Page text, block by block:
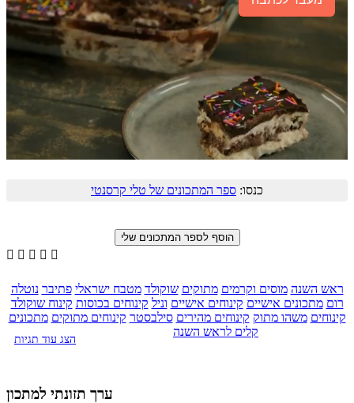
כנסו: ספר המתכונים של טלי קרסנטי
    
ראש השנה מוסים וקרמים מתוקים שוקולד מטבח ישראלי פתיבר נוטלה
רום מתכונים אישיים קינוחים אישיים וניל קינוחים בכוסות קינוח שוקולד
קינוחים משהו מתוק קינוחים מהירים סילבסטר קינוחים מתוקים מתכונים
קלים לראש השנה
הצג עוד תגיות
ערך תזונתי למתכון